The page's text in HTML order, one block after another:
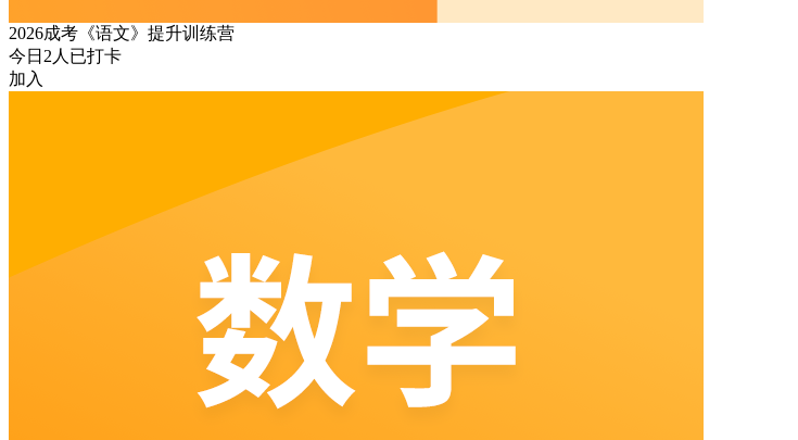
2026成考《语文》提升训练营
今日 2 人已打卡
加入